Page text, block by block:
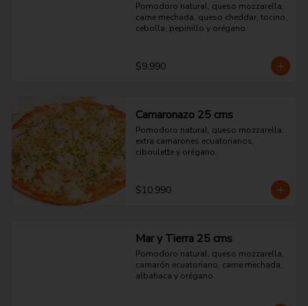
Pomodoro natural, queso mozzarella,
carne mechada, queso cheddar, tocino,
cebolla, pepinillo y orégano.
$9.990
Camaronazo 25 cms
Pomodoro natural, queso mozzarella,
extra camarones ecuatorianos,
ciboulette y orégano.
$10.990
Mar y Tierra 25 cms
Pomodoro natural, queso mozzarella,
camarón ecuatoriano, carne mechada,
albahaca y orégano.